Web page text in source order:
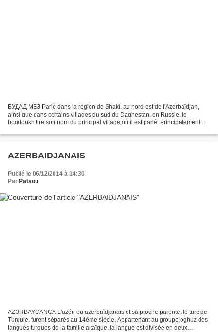
БУДАД МЕЗ Parlé dans la région de Shaki, au nord-est de l'Azerbaïdjan,
ainsi que dans certains villages du sud du Daghestan, en Russie, le
boudoukh tire son nom du principal village où il est parlé. Principalement
AZERBAIDJANAIS
Publié le 06/12/2014 à 14:30
Par Patsou
AZƏRBAYCANCA L'azéri ou azerbaïdjanais et sa proche parente, le turc de
Turquie, furent séparés au 14ème siècle. Appartenant au groupe oghuz des
langues turques de la famille altaïque, la langue est divisée en deux